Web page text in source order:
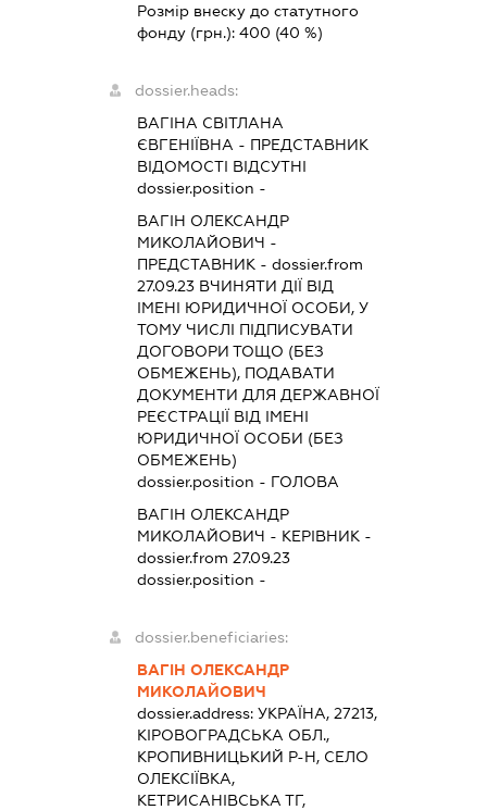
Розмір внеску до статутного
фонду (грн.): 400 (40 %)
dossier.heads:
ВАГІНА СВІТЛАНА
ЄВГЕНІЇВНА - ПРЕДСТАВНИК
ВІДОМОСТІ ВІДСУТНІ
dossier.position -
ВАГІН ОЛЕКСАНДР
МИКОЛАЙОВИЧ -
ПРЕДСТАВНИК - dossier.from
27.09.23ВЧИНЯТИ ДІЇ ВІД
ІМЕНІ ЮРИДИЧНОЇ ОСОБИ, У
ТОМУ ЧИСЛІ ПІДПИСУВАТИ
ДОГОВОРИ ТОЩО (БЕЗ
ОБМЕЖЕНЬ), ПОДАВАТИ
ДОКУМЕНТИ ДЛЯ ДЕРЖАВНОЇ
РЕЄСТРАЦІЇ ВІД ІМЕНІ
ЮРИДИЧНОЇ ОСОБИ (БЕЗ
ОБМЕЖЕНЬ)
dossier.position - ГОЛОВА
ВАГІН ОЛЕКСАНДР
МИКОЛАЙОВИЧ - КЕРІВНИК -
dossier.from 27.09.23
dossier.position -
dossier.beneficiaries:
ВАГІН ОЛЕКСАНДР
МИКОЛАЙОВИЧ
dossier.address: УКРАЇНА, 27213,
КІРОВОГРАДСЬКА ОБЛ.,
КРОПИВНИЦЬКИЙ Р-Н, СЕЛО
ОЛЕКСІЇВКА,
КЕТРИСАНІВСЬКА ТГ,